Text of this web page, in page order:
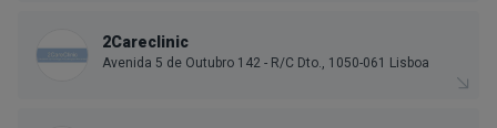
2Careclinic
Avenida 5 de Outubro 142 - R/C Dto., 1050-061 Lisboa